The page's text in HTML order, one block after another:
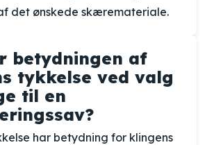
det ønskede skæremateriale.
betydningen af
tykkelse ved valg
til en
har betydning for klingens